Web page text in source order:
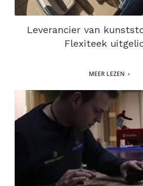
Leverancier van
Flexiteek
MEER LEZEN